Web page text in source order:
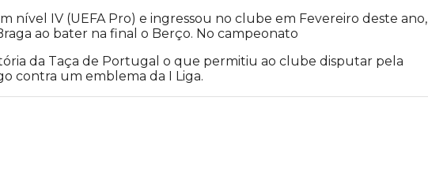
nível IV (UEFA Pro) e ingressou no clube em Fevereiro deste ano,
ao bater na final o Berço. No campeonato
da Taça de Portugal o que permitiu ao clube disputar pela
contra um emblema da I Liga.